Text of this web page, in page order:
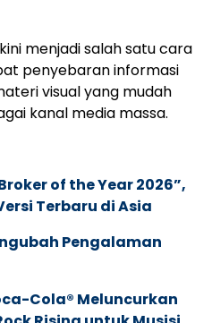
menjadi salah satu cara
penyebaran informasi
visual yang mudah
kanal media massa.
of the Year 2026”,
Terbaru di Asia
Pengalaman
Cola® Meluncurkan